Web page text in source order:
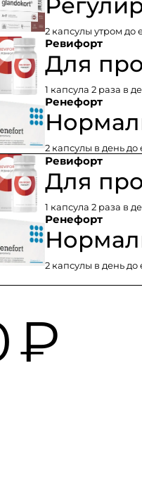
2 капсулы утром до
Ревифорт
Для
1 капсула 2 раза в
Ренефорт
2 капсулы в день до
Ревифорт
Для
1 капсула 2 раза в
Ренефорт
2 капсулы в день до
₽